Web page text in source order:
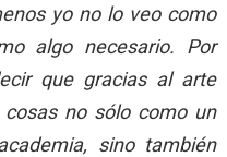
yo no lo veo como
algo necesario. Por
que gracias al arte
no sólo como un
sino también